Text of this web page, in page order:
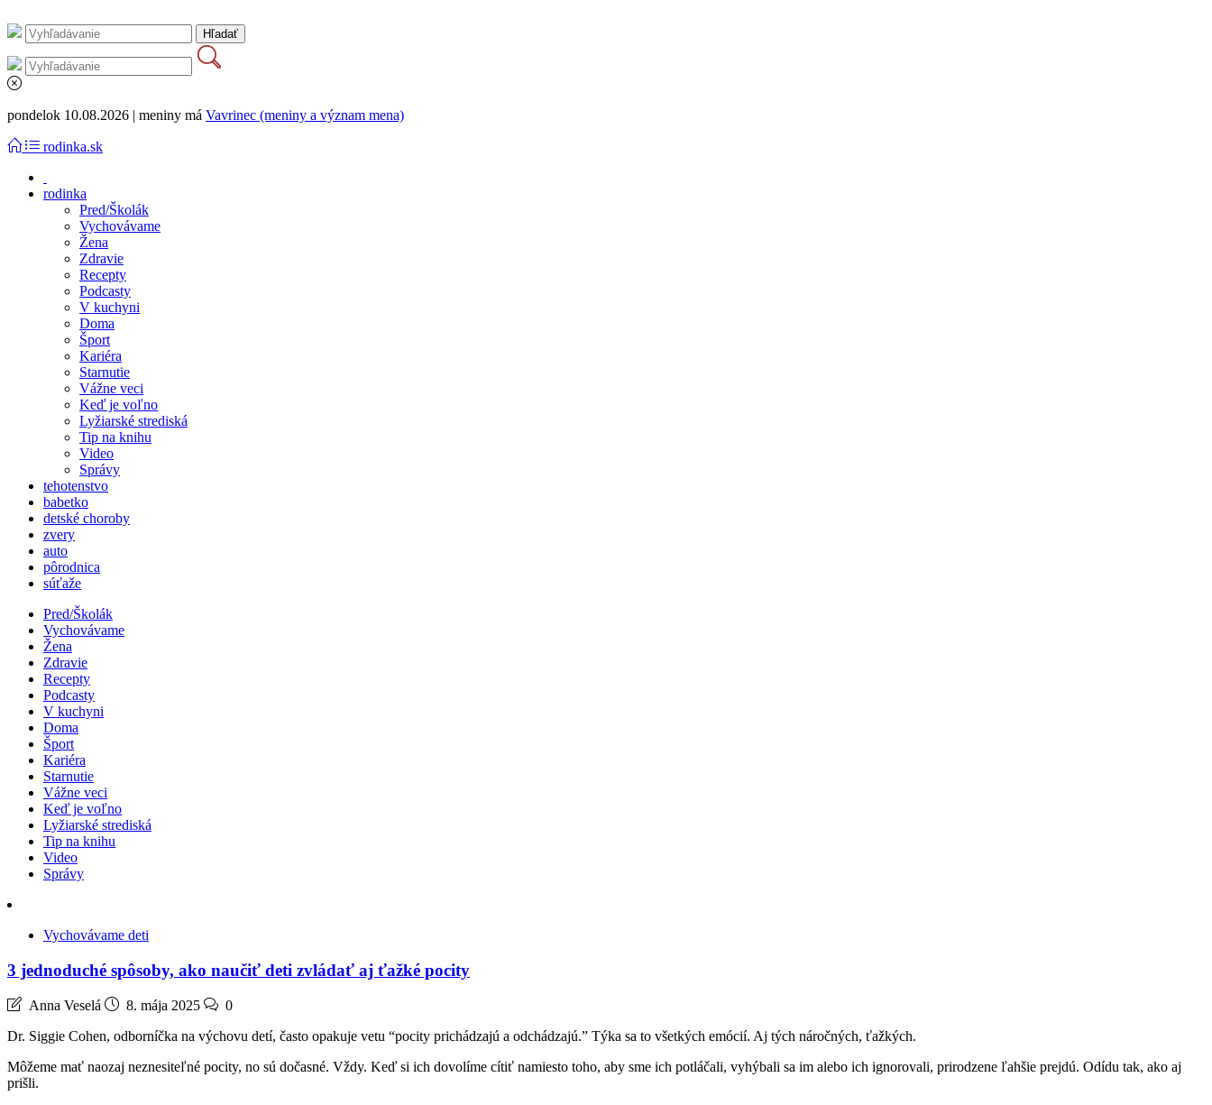
pondelok 10.08.2026 | meniny má Vavrinec (meniny a význam mena)
rodinka.sk
rodinka
Pred/Školák
Vychovávame
Žena
Zdravie
Recepty
Podcasty
V kuchyni
Doma
Šport
Kariéra
Starnutie
Vážne veci
Keď je voľno
Lyžiarské strediská
Tip na knihu
Video
Správy
tehotenstvo
babetko
detské choroby
zvery
auto
pôrodnica
súťaže
Pred/Školák
Vychovávame
Žena
Zdravie
Recepty
Podcasty
V kuchyni
Doma
Šport
Kariéra
Starnutie
Vážne veci
Keď je voľno
Lyžiarské strediská
Tip na knihu
Video
Správy
Vychovávame deti
3 jednoduché spôsoby, ako naučiť deti zvládať aj ťažké pocity
Anna Veselá 8. mája 2025
0
Dr. Siggie Cohen, odborníčka na výchovu detí, často opakuje vetu “pocity prichádzajú a odchádzajú.” Týka sa to všetkých emócií. Aj tých náročných, ťažkých.
Môžeme mať naozaj neznesiteľné pocity, no sú dočasné. Vždy. Keď si ich dovolíme cítiť namiesto toho, aby sme ich potláčali, vyhýbali sa im alebo ich ignorovali, prirodzene ľahšie prejdú. Odídu tak, ako aj
prišli.